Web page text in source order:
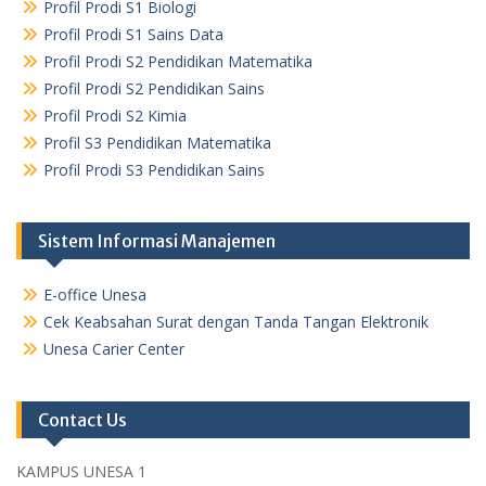
Profil Prodi S1 Biologi
Profil Prodi S1 Sains Data
Profil Prodi S2 Pendidikan Matematika
Profil Prodi S2 Pendidikan Sains
Profil Prodi S2 Kimia
Profil S3 Pendidikan Matematika
Profil Prodi S3 Pendidikan Sains
Sistem Informasi Manajemen
E-office Unesa
Cek Keabsahan Surat dengan Tanda Tangan Elektronik
Unesa Carier Center
Contact Us
KAMPUS UNESA 1